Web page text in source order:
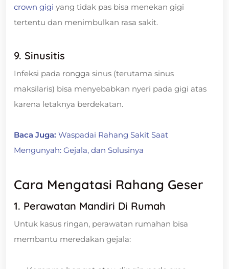
crown gigi yang tidak pas bisa menekan gigi
tertentu dan menimbulkan rasa sakit.
9. Sinusitis
Infeksi pada rongga sinus (terutama sinus
maksilaris) bisa menyebabkan nyeri pada gigi atas
karena letaknya berdekatan.
Baca Juga: Waspadai Rahang Sakit Saat
Mengunyah: Gejala, dan Solusinya
Cara Mengatasi Rahang Geser
1. Perawatan Mandiri Di Rumah
Untuk kasus ringan, perawatan rumahan bisa
membantu meredakan gejala: